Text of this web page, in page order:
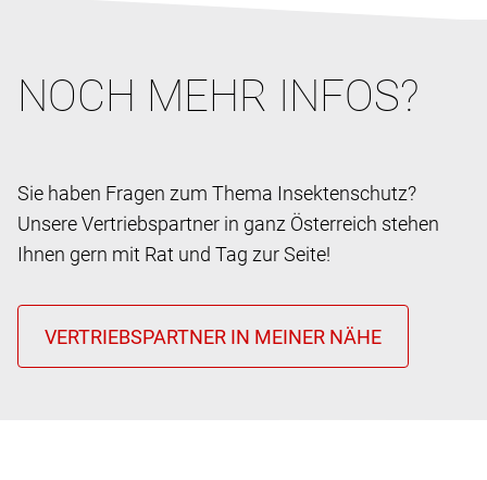
NOCH MEHR INFOS?
Sie haben Fragen zum Thema Insektenschutz?
Unsere Vertriebspartner in ganz Österreich stehen
Ihnen gern mit Rat und Tag zur Seite!